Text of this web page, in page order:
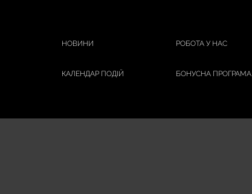
НОВИНИ РОБОТА У НАС
КАЛЕНДАР ПОДІЙ БОНУСНА ПРОГРАМА